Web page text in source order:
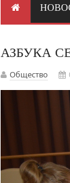
АЗБУКА
Общество